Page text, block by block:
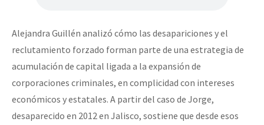
Alejandra Guillén analizó cómo las desapariciones y el
reclutamiento forzado forman parte de una estrategia de
acumulación de capital ligada a la expansión de
corporaciones criminales, en complicidad con intereses
económicos y estatales. A partir del caso de Jorge,
desaparecido en 2012 en Jalisco, sostiene que desde esos